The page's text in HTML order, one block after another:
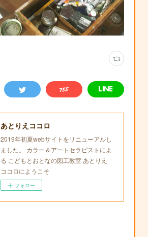
あとりえココロ
2019年初夏webサイトをリニューアルし
ました。 カラー＆アートセラピストによ
る こどもとおとなの図工教室 あとりえ
ココロにようこそ
フォロー